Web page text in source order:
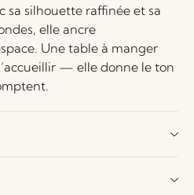
sa silhouette raffinée et sa
elle ancre
Une table à manger
— elle donne le ton